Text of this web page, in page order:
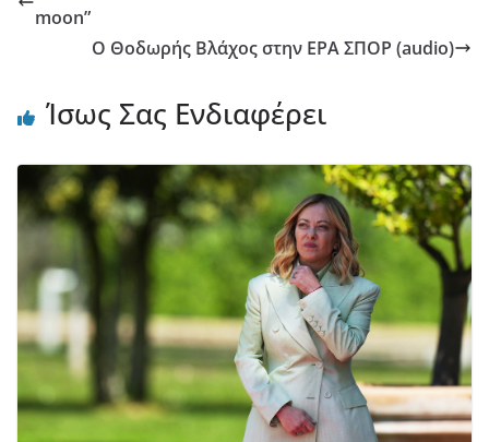
moon”
Ο Θοδωρής Βλάχος στην ΕΡΑ ΣΠΟΡ (audio)
Ίσως Σας Ενδιαφέρει